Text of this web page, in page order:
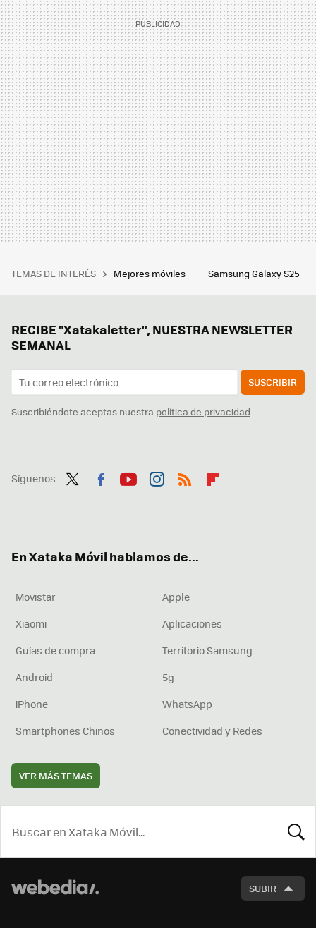
TEMAS DE INTERÉS Mejores móviles Samsung Galaxy S25
RECIBE "Xatakaletter", NUESTRA NEWSLETTER
SEMANAL
SUSCRIBIR
Suscribiéndote aceptas nuestra política de privacidad
Síguenos
En Xataka Móvil hablamos de...
Movistar
Apple
Xiaomi
Aplicaciones
Guías de compra
Territorio Samsung
Android
5g
iPhone
WhatsApp
Smartphones Chinos
Conectividad y Redes
VER MÁS TEMAS
SUBIR